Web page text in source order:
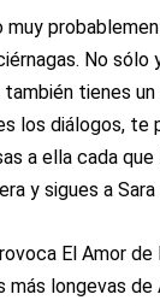
No sólo
tienes un
los diálogos, te
a ella cada que
y sigues a
El Amor de
más longevas de